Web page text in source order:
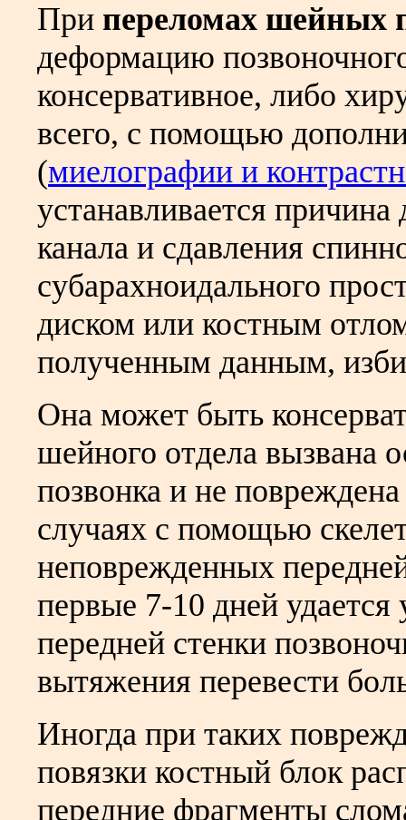
При переломах шейных
деформацию
консервативное, либо
всего, с помощью
(миелографии и
устанавливается
канала и сдавления
субарахноидального
диском или костным
полученным данным,
Она может быть
шейного отдела вызвана
позвонка и не
случаях с помощью
неповрежденных
первые 7-10 дней
передней стенки
вытяжения перевести
Иногда при таких
повязки костный блок
передние фрагменты